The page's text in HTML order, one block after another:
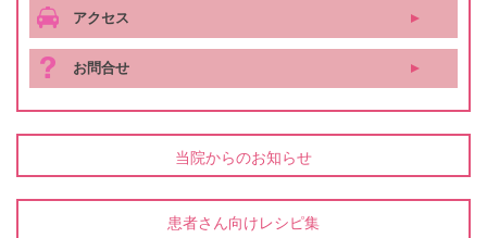
アクセス
お問合せ
当院からのお知らせ
患者さん向けレシピ集